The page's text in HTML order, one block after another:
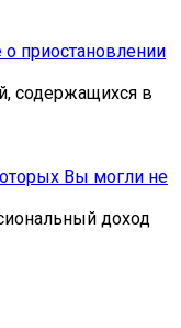
приостановлении
содержащихся в
Вы могли не
доход